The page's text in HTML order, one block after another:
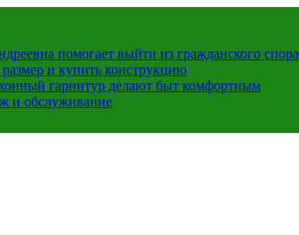
помогает выйти из гражданского спора
и купить конструкцию
гарнитур делают быт комфортным
и обслуживание